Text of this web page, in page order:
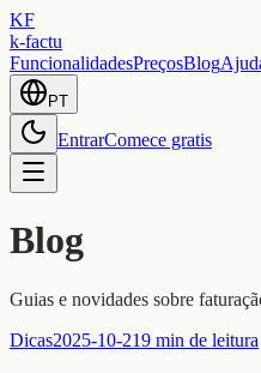
KF
k-factu
FuncionalidadesPreçosBlog
PT
EntrarComece gratis
Blog
Guias e novidades sobre
Dicas2025-10-219 min de leitura